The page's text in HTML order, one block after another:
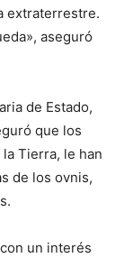
extraterrestre.
aseguró
de Estado,
que los
Tierra, le han
de los ovnis,
un interés